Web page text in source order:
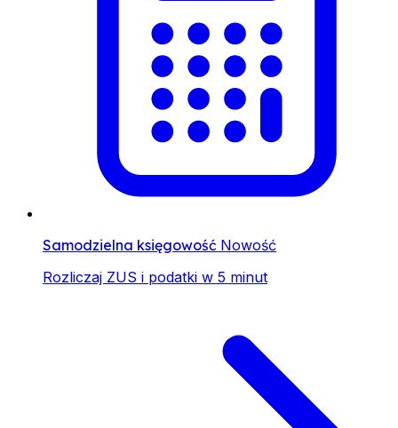
Samodzielna księgowość Nowość
Rozliczaj ZUS i podatki w 5 minut